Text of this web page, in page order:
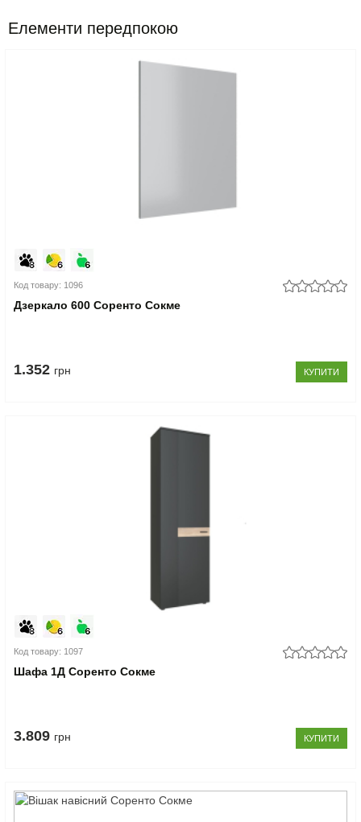
Елементи передпокою
Код товару: 1096
Дзеркало 600 Соренто Сокме
1.352 грн КУПИТИ
Код товару: 1097
Шафа 1Д Соренто Сокме
3.809 грн КУПИТИ